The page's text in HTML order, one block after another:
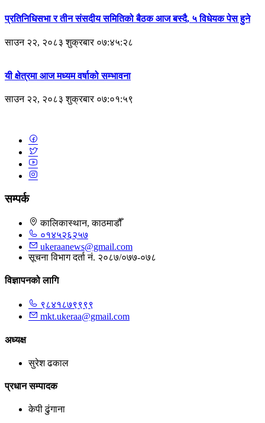
प्रतिनिधिसभा र तीन संसदीय समितिको बैठक आज बस्दै, ५ विधेयक पेस हुने
साउन २२, २०८३ शुक्रबार ०७:४५:२८
यी क्षेत्रमा आज मध्यम वर्षाको सम्भावना
साउन २२, २०८३ शुक्रबार ०७:०१:५९
सम्पर्क
कालिकास्थान, काठमाडौँ
०१४५२६२५७
ukeraanews@gmail.com
सूचना विभाग दर्ता नं. २०८७/०७७-०७८
विज्ञापनको लागि
९८४१८७९९९९
mkt.ukeraa@gmail.com
अध्यक्ष
सुरेश ढकाल
प्रधान सम्पादक
केपी ढुंगाना